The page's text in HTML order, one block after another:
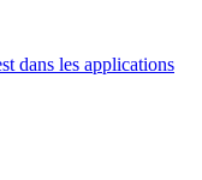
dans les applications